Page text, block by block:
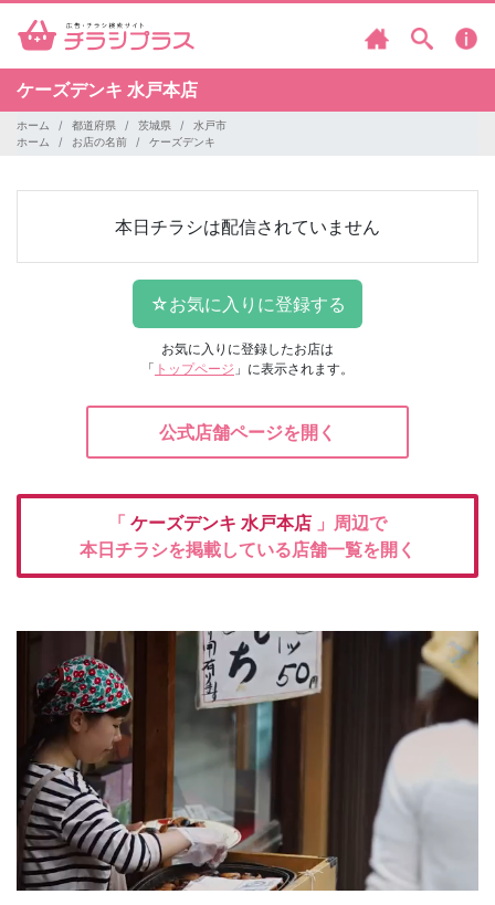
ケーズデンキ 水戸本店
ホーム 都道府県 茨城県
水戸市
ホーム
お店の名前 ケーズデンキ
本日チラシは配信されていません
お気に入りに登録したお店は
「 トップページ 」に表示されます。
公式店舗ページを開く
「 ケーズデンキ 水戸本店 」周辺で
本日チラシを掲載している店舗一覧を開く